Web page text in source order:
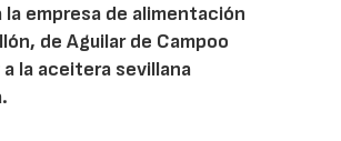
la empresa de alimentación
de Aguilar de Campoo
a la aceitera sevillana